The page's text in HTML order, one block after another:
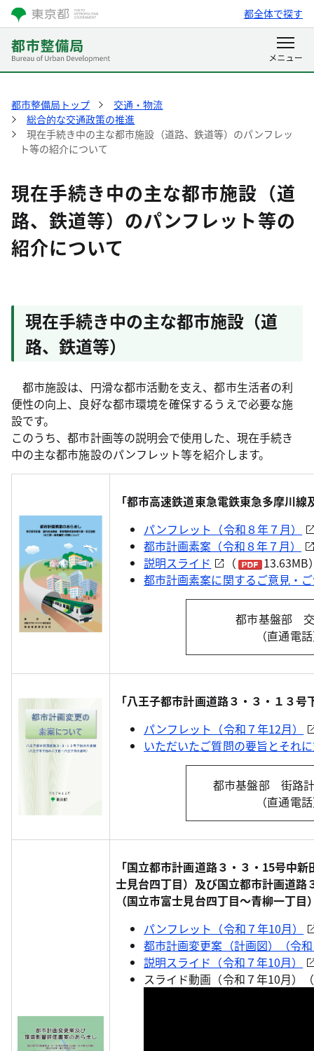
都全体で探す
都市整備局トップ
交通・物流
総合的な交通政策の推進
現在手続き中の主な都市施設（道路、鉄道等）のパンフレッ
ト等の紹介について
現在手続き中の主な都市施設（道
路、鉄道等）のパンフレット等の
紹介について
現在手続き中の主な都市施設（道
路、鉄道等）
都市施設は、円滑な都市活動を支え、都市生活者の利
便性の向上、良好な都市環境を確保するうえで必要な施
設です。
このうち、都市計画等の説明会で使用した、現在手続き
中の主な都市施設のパンフレット等を紹介します。
「都市高速鉄道東急電鉄東急多摩川
パンフレット（令和８年７月）
都市計画素案（令和８年７月）
説明スライド
（
13.63MB
都市計画素案に関するご意見・
都市基盤部
（直通電
「八王子都市計画道路３・３・１３
パンフレット（令和７年12月）
いただいたご質問の要旨とそれ
都市基盤部 街路
（直通電
「国立都市計画道路３・３・15号中
士見台四丁目）及び国立都市計画道
（国立市富士見台四丁目～青柳一丁目
パンフレット（令和７年10月）
都市計画変更案（計画図）（令
説明スライド（令和７年10月）
スライド動画（令和７年10月）